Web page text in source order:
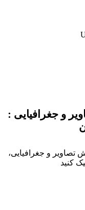
و جغرافیایی :
تصاویر و جغرافیایی،
کنید